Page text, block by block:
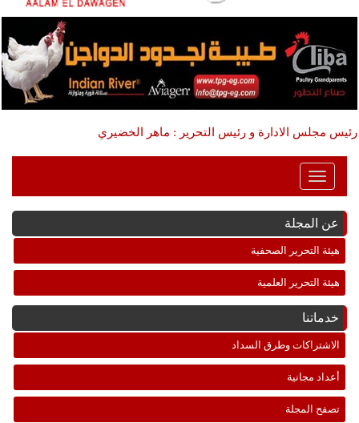
رئيس مجلس الادارة و رئيس التحرير : ماهر الخضيري
Toggle
Navigation
عن المجلة
هيئة التحرير الصحفية
هيئة التحرير العلمية
خدماتنا
الاشتراكات وطرق السداد
أعداد مجانية
تصفح المجلة